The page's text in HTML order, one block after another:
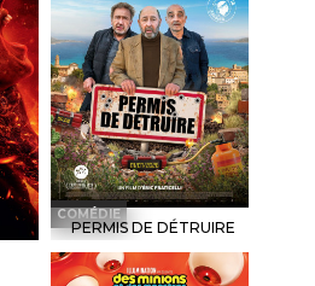
VO
Horaires et Infos
Bande-annonce
Réservation
TOUT PUBLIC VF
COMÉDIE
PERMIS DE DÉTRUIRE
Horaires et Infos